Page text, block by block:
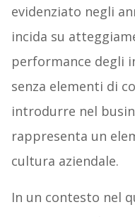
evidenziato negli
incida su
performance degli
senza elementi di
introdurre nel
rappresenta un
cultura aziendale.
In un contesto nel